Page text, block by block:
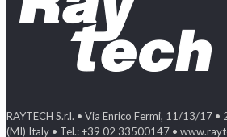
RAYTECH S.r.l. • Via Enrico Fermi, 11/13/17
(MI) Italy • Tel.: +39 02 33500147 •